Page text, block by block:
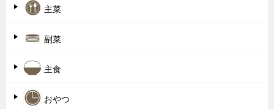
主菜
副菜
主食
おやつ